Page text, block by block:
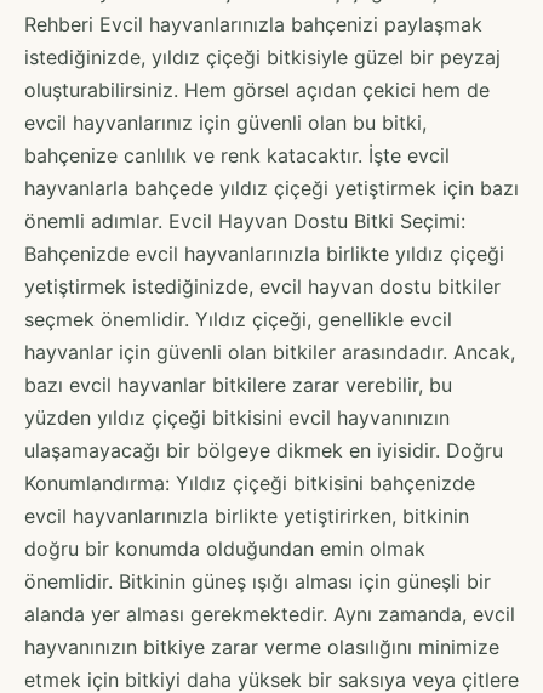
Rehberi Evcil hayvanlarınızla bahçenizi paylaşmak
istediğinizde, yıldız çiçeği bitkisiyle güzel bir peyzaj
oluşturabilirsiniz. Hem görsel açıdan çekici hem de
evcil hayvanlarınız için güvenli olan bu bitki,
bahçenize canlılık ve renk katacaktır. İşte evcil
hayvanlarla bahçede yıldız çiçeği yetiştirmek için bazı
önemli adımlar. Evcil Hayvan Dostu Bitki Seçimi:
Bahçenizde evcil hayvanlarınızla birlikte yıldız çiçeği
yetiştirmek istediğinizde, evcil hayvan dostu bitkiler
seçmek önemlidir. Yıldız çiçeği, genellikle evcil
hayvanlar için güvenli olan bitkiler arasındadır. Ancak,
bazı evcil hayvanlar bitkilere zarar verebilir, bu
yüzden yıldız çiçeği bitkisini evcil hayvanınızın
ulaşamayacağı bir bölgeye dikmek en iyisidir. Doğru
Konumlandırma: Yıldız çiçeği bitkisini bahçenizde
evcil hayvanlarınızla birlikte yetiştirirken, bitkinin
doğru bir konumda olduğundan emin olmak
önemlidir. Bitkinin güneş ışığı alması için güneşli bir
alanda yer alması gerekmektedir. Aynı zamanda, evcil
hayvanınızın bitkiye zarar verme olasılığını minimize
etmek için bitkiyi daha yüksek bir saksıya veya çitlere